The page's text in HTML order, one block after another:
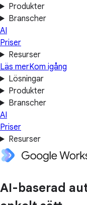
Produkter
Branscher
AI
Priser
Resurser
Läs merKom igång
Lösningar
Produkter
Branscher
AI
Priser
Resurser
AI-baserad